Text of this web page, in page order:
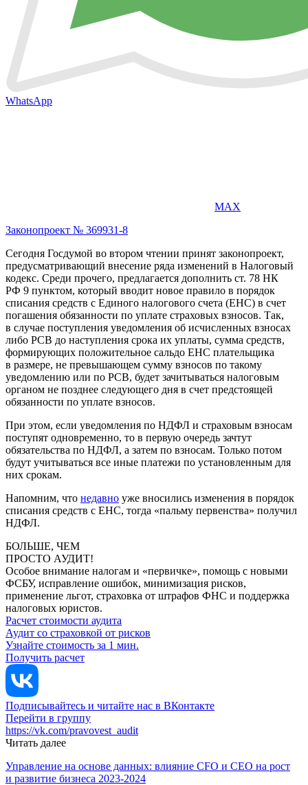
WhatsApp
MAX
Законопроект № 369931-8
Сегодня Госдумой во втором чтении принят законопроект,
предусматривающий внесение ряда изменений в Налоговый
кодекс. Среди прочего, предлагается дополнить ст. 78 НК
РФ 9 пунктом, который вводит новое правило в порядок
списания средств с Единого налогового счета (ЕНС) в счет
погашения обязанности по уплате страховых взносов. Так,
в случае поступления уведомления об исчисленных взносах
либо РСВ до наступления срока их уплаты, сумма средств,
формирующих положительное сальдо ЕНС плательщика
в размере, не превышающем сумму взносов по такому
уведомлению или по РСВ, будет зачитываться налоговым
органом не позднее следующего дня в счет предстоящей
обязанности по уплате взносов.
При этом, если уведомления по НДФЛ и страховым взносам
поступят одновременно, то в первую очередь зачтут
обязательства по НДФЛ, а затем по взносам. Только потом
будут учитываться все иные платежи по установленным для
них срокам.
Напомним, что недавно уже вносились изменения в порядок
списания средств с ЕНС, тогда «пальму первенства» получил
НДФЛ.
БОЛЬШЕ, ЧЕМ
ПРОСТО АУДИТ!
Особое внимание налогам и «первичке», помощь с новыми
ФСБУ, исправление ошибок, минимизация рисков,
применение льгот, страховка от штрафов ФНС и поддержка
налоговых юристов.
Расчет стоимости аудита
Аудит со страховкой от рисков
Узнайте стоимость за 1 мин.
Получить расчет
Подписывайтесь и читайте нас в ВКонтакте
Перейти в группу
https://vk.com/pravovest_audit
Читать далее
Управление на основе данных: влияние CFO и CEO на рост
и развитие бизнеса 2023-2024